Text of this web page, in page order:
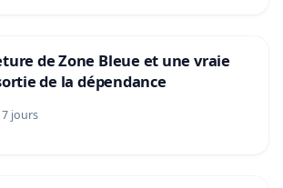
de Zone Bleue et une vraie
de la dépendance
jours